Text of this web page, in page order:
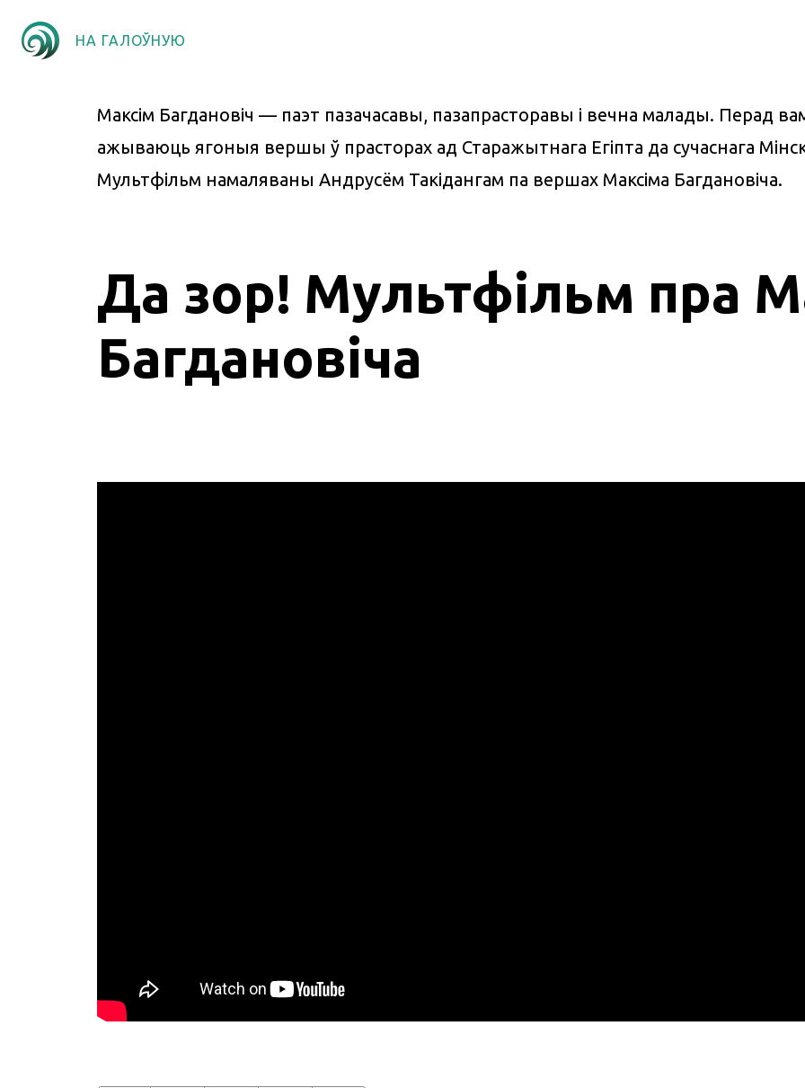
НА ГАЛОЎНУЮ
Максім Багдановіч — паэт пазачасавы, пазапрасторавы і вечна малады. Перад
ажываюць ягоныя вершы ў прасторах ад Старажытнага Егіпта да сучаснага
Мультфільм намаляваны Андрусём Такідангам па вершах Максіма Багдановіча.
Да зор! Мультфільм пра
Багдановіча